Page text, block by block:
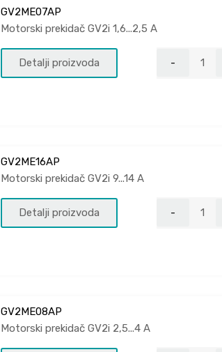
GV2ME07AP
Motorski prekidač GV2i 1,6...2,5 A
Detalji proizvoda
GV2ME16AP
Motorski prekidač GV2i 9...14 A
Detalji proizvoda
GV2ME08AP
Motorski prekidač GV2i 2,5...4 A